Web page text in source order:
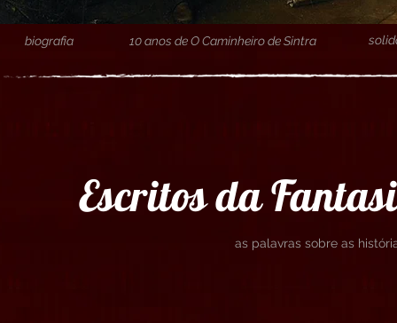
biografia 10 anos de O Caminheiro de Sintra
Escritos da
as palavras sobre as